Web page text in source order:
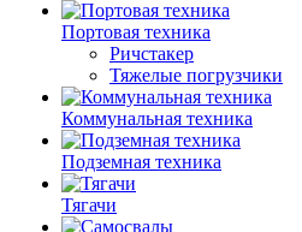
Портовая техника
Ричстакер
Тяжелые погрузчики
Коммунальная техника
Подземная техника
Тягачи